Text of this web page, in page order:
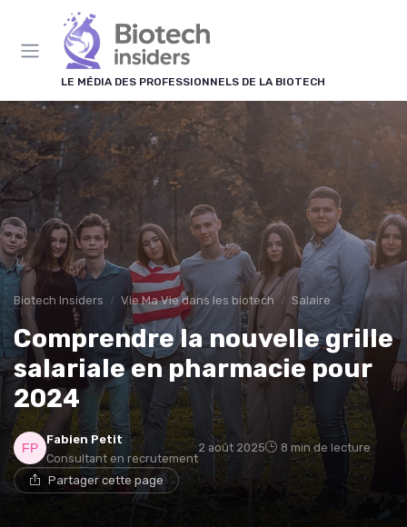
LE MÉDIA DES PROFESSIONNELS DE LA BIOTECH
Biotech Insiders Vie Ma Vie dans les biotech Salaire
Comprendre la nouvelle grille
salariale en pharmacie pour
2024
Fabien Petit
Consultant en recrutement
2 août 2025 8 min de lecture
Partager cette page
Panneau de gestion des cookies